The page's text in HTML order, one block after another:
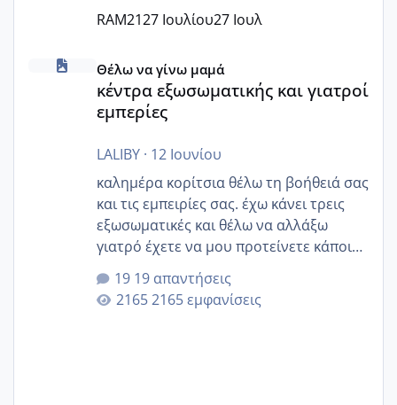
RAM2127 Ιουλίου27 Ιουλ
κέντρα εξωσωματικής και γιατροί εμπερίες
Θέλω να γίνω μαμά
κέντρα εξωσωματικής και γιατροί
εμπερίες
LALIBY· 12 Ιουνίου
καλημέρα κορίτσια θέλω τη βοήθειά σας
και τις εμπειρίες σας. έχω κάνει τρεις
εξωσωματικές και θέλω να αλλάξω
γιατρό έχετε να μου προτείνετε κάποιον
που μείνατε ευχαριστημένες και είχατε
επιιτυχία? έκανα στο υγεία με τον
ζερβομανωλάκη (δεν το εψαξε καθόλου
19 απαντήσεις
2165 εμφανίσεις